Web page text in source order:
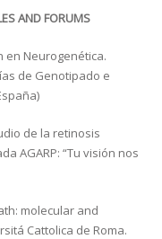
AND FORUMS
en Neurogenética.
de Genotipado e
de la retinosis
AGARP: “Tu visión nos
molecular and
Cattolica de Roma.